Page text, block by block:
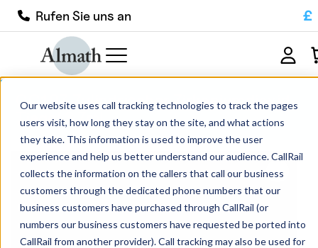
Our website uses call tracking technologies to track the pages
users visit, how long they stay on the site, and what actions
they take. This information is used to improve the user
experience and help us better understand our audience. CallRail
collects the information on the callers that call our business
customers through the dedicated phone numbers that our
business customers have purchased through CallRail (or
numbers our business customers have requested be ported into
CallRail from another provider). Call tracking may also be used for
Rufen Sie uns an £
CC19Z Zylindrischer Zirkoniumdioxid-
Tiegel 3.7ml